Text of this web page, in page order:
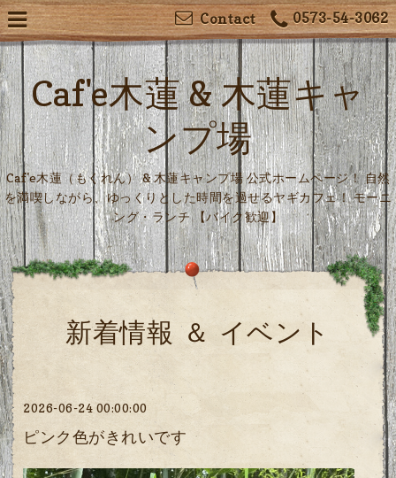
0573-54-3062
Contact
Caf'e木蓮 & 木蓮キャ
ンプ場
Caf'e木蓮（もくれん） & 木蓮キャンプ場 公式ホームページ！ 自然
を満喫しながら、ゆっくりとした時間を過せるヤギカフェ！ モーニ
ング・ランチ 【バイク歓迎】
新着情報 ＆ イベント
2026-06-24 00:00:00
ピンク色がきれいです